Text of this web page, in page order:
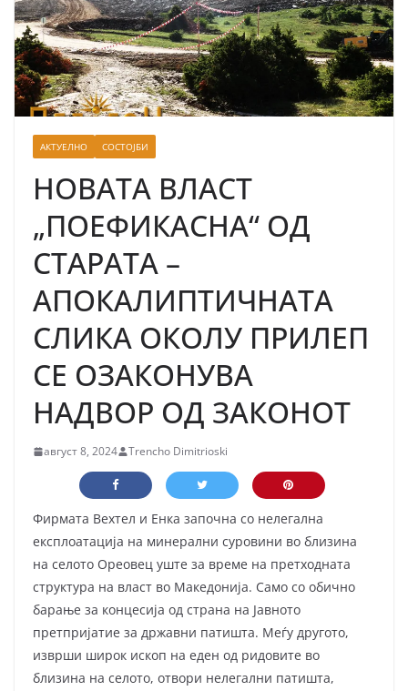
АКТУЕЛНО СОСТОЈБИ
НОВАТА ВЛАСТ
„ПОЕФИКАСНА“ ОД
СТАРАТА –
АПОКАЛИПТИЧНАТА
СЛИКА ОКОЛУ ПРИЛЕП
СЕ ОЗАКОНУВА
НАДВОР ОД ЗАКОНОТ
август 8, 2024 Trencho Dimitrioski
Фирмата Вехтел и Енка започна со нелегална
експлоатација на минерални суровини во близина
на селото Ореовец уште за време на претходната
структура на власт во Македонија. Само со обично
барање за концесија од страна на Јавното
претпријатие за државни патишта. Меѓу другото,
изврши широк ископ на еден од ридовите во
близина на селото, отвори нелегални патишта,